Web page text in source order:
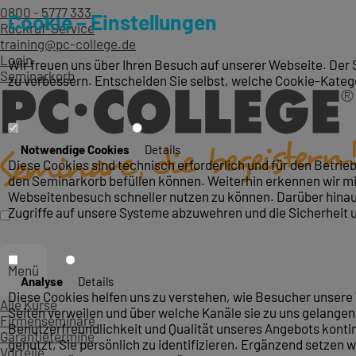
0800 - 5777 333
Rückruf-Service
training@pc-college.de
Login
Seminarkorb
Menü
Alle Kurse
Firmenseminare
Garantietermine
Vorteile
Cookie – Einstellungen
Wir freuen uns über Ihren Besuch auf unserer Webseite.
zu verbessern. Entscheiden Sie selbst, welche Cookie-
Notwendige Cookies Details
Diese Cookies sind technisch erforderlich und für den
den Seminarkorb befüllen können. Weiterhin erkennen wir
Webseitenbesuch schneller nutzen zu können. Darüber
Zugriffe auf unsere Systeme abzuwehren und die Sicherheit
Analyse Details
Diese Cookies helfen uns zu verstehen, wie Besucher
Seiten verweilen und über welche Kanäle sie zu uns
Benutzerfreundlichkeit und Qualität unseres Angebots
genutzt, Sie persönlich zu identifizieren. Ergänzend